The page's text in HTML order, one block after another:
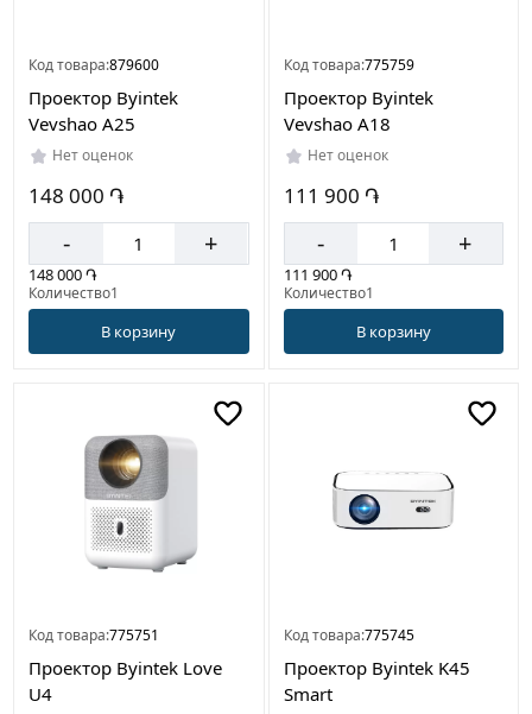
Код товара:879600
Проектор Byintek
Vevshao A25
Нет оценок
148 000 ֏
- +
148 000 ֏
Количество1
В корзину
Код товара:775759
Проектор Byintek
Vevshao A18
Нет оценок
111 900 ֏
- +
111 900 ֏
Количество1
В корзину
Код товара:775751
Проектор Byintek Love
U4
Код товара:775745
Проектор Byintek K45
Smart